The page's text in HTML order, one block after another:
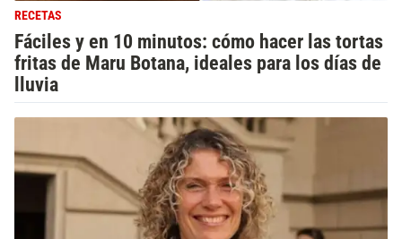
RECETAS
Fáciles y en 10 minutos: cómo hacer las tortas
fritas de Maru Botana, ideales para los días de
lluvia